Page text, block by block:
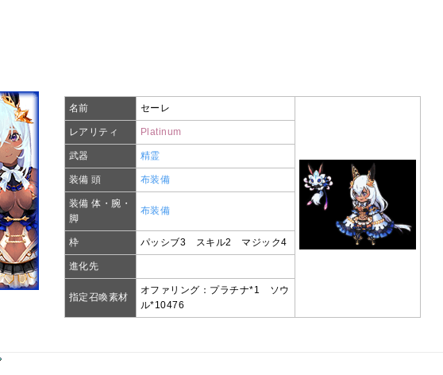
名前 セーレ
レアリティ Platinum
武器 精霊
装備 頭 布装備
装備 体・腕・
脚
布装備
枠 パッシブ3 スキル2 マジック4
進化先
指定召喚素材
オファリング：プラチナ*1 ソウ
ル*10476